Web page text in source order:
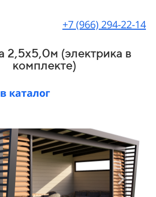
+7 (966) 294-22-14
2,5х5,0м (электрика в
комплекте)
каталог